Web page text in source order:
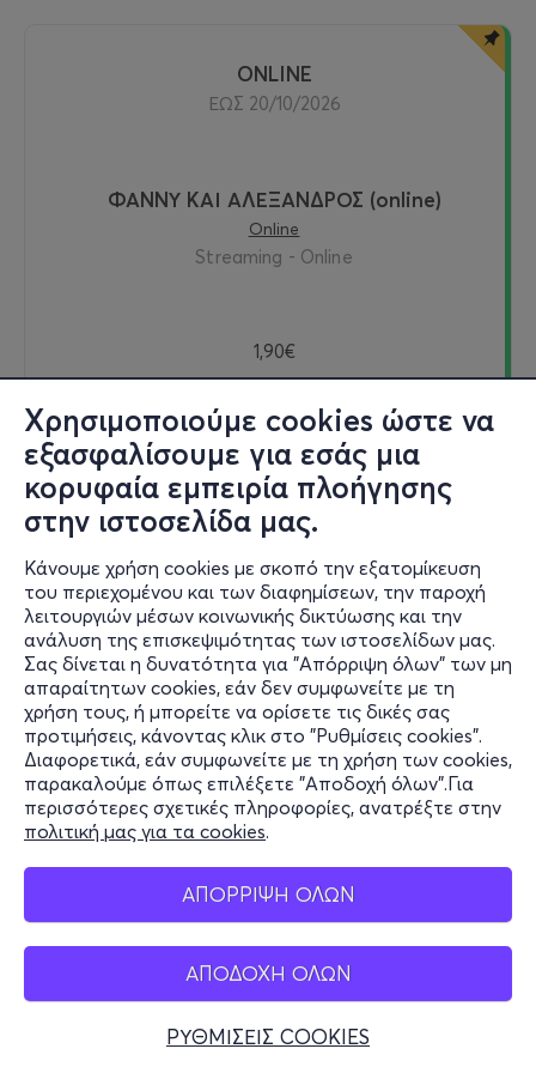
Χρησιμοποιούμε cookies ώστε να
εξασφαλίσουμε για εσάς μια
κορυφαία εμπειρία πλοήγησης
στην ιστοσελίδα μας.
Κάνουμε χρήση cookies με σκοπό την εξατομίκευση
του περιεχομένου και των διαφημίσεων, την παροχή
λειτουργιών μέσων κοινωνικής δικτύωσης και την
ανάλυση της επισκεψιμότητας των ιστοσελίδων μας.
Σας δίνεται η δυνατότητα για "Απόρριψη όλων" των μη
απαραίτητων cookies, εάν δεν συμφωνείτε με τη
χρήση τους, ή μπορείτε να ορίσετε τις δικές σας
προτιμήσεις, κάνοντας κλικ στο "Ρυθμίσεις cookies".
Διαφορετικά, εάν συμφωνείτε με τη χρήση των cookies,
παρακαλούμε όπως επιλέξετε "Αποδοχή όλων".Για
περισσότερες σχετικές πληροφορίες, ανατρέξτε στην
πολιτική μας για τα cookies.
ΑΠΟΡΡΙΨΗ ΟΛΩΝ
ΑΠΟΔΟΧΗ ΟΛΩΝ
ΡΥΘΜΙΣΕΙΣ COOKIES
ONLINE
ΕΩΣ 20/10/2026
ΦΑΝΝΥ ΚΑΙ ΑΛΕΞΑΝΔΡΟΣ (online)
Online
Streaming - Online
1,90€
Δείτε online
Εισιτήρια